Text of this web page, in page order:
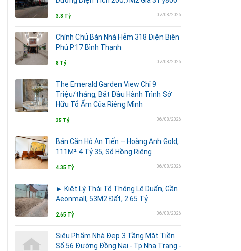
3.8 Tỷ 07/08/2026
Chính Chủ Bán Nhà Hẻm 318 Điện Biên
Phủ P.17 Bình Thạnh
8 Tỷ 07/08/2026
The Emerald Garden View Chỉ 9
Triệu/tháng, Bắt Đầu Hành Trình Sở
Hữu Tổ Ấm Của Riêng Mình
35 Tỷ 06/08/2026
Bán Căn Hộ An Tiến – Hoàng Anh Gold,
111M² 4 Tỷ 35, Sổ Hồng Riêng
4.35 Tỷ 06/08/2026
► Kiệt Lý Thái Tổ Thông Lê Duẩn, Gần
Aeonmall, 53M2 Đất, 2.65 Tỷ
2.65 Tỷ 06/08/2026
Siêu Phẩm Nhà Đẹp 3 Tầng Mặt Tiền
Số 56 Đường Đồng Nai - Tp Nha Trang -